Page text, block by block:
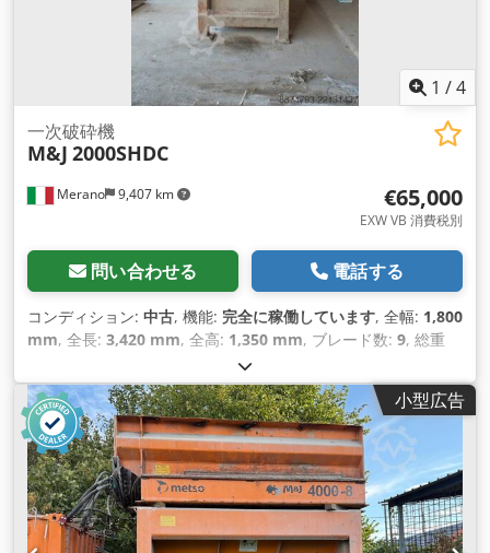
1 /4
Merano 9,407 km
一次破砕機
M&J 2000SHDC
€65,000
EXW VB 消費税別
問い合わせる 電話する
コンディション: 中古, 機能: 完全に稼働しています, 全幅: 1,800
mm, 全長: 3,420 mm, 全高: 1,350 mm, ブレード数: 9, 総重
小型広告